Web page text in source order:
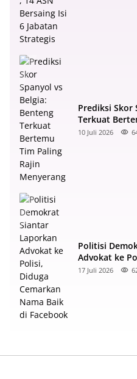
Prediksi Skor
Terkuat
Menyerang
10 Juli 2026
Politisi
Advokat ke
Nama Baik di
17 Juli 2026